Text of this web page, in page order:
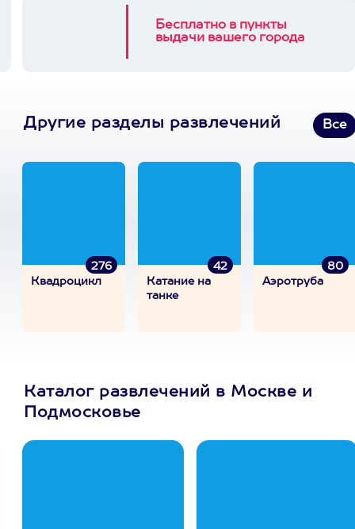
Бесплатно в пункты
выдачи вашего города
Другие разделы развлечений Все
276
Квадроцикл
42
Катание на
танке
80
Аэротруба
Каталог развлечений в Москве и
Подмосковье